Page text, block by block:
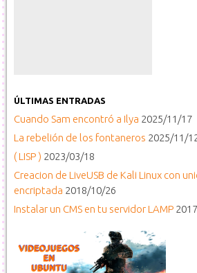
ÚLTIMAS ENTRADAS
Cuando Sam encontró a Ilya 2025/11/17
La rebelión de los fontaneros 2025/11/
( LISP ) 2023/03/18
Creacion de LiveUSB de Kali Linux con
encriptada 2018/10/26
Instalar un CMS en tu servidor LAMP